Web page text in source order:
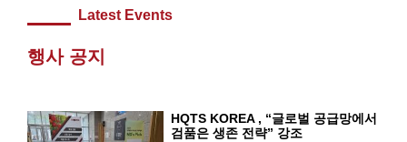
Latest Events
행사 공지
HQTS KOREA , “글로벌 공급망에서
검품은 생존 전략” 강조